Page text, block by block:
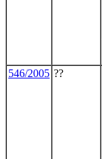
546/2005 ??